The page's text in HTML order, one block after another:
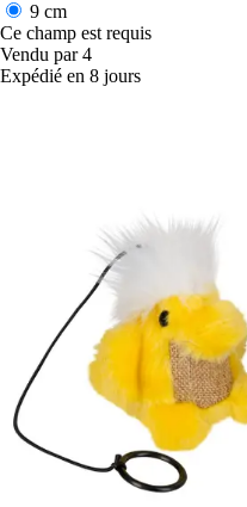
9 cm
Ce champ est requis
Vendu par 4
Expédié en 8 jours